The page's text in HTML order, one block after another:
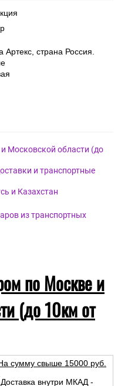
страна Россия.
Московской области (до
и транспортные
и Казахстан
из транспортных
по Москве и
(до 10км от
сумму свыше 15000 руб.
внутри МКАД -